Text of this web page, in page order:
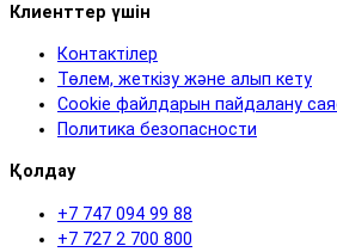
Клиенттер үшін
Контактілер
Төлем, жеткізу және алып кету
Cookie файлдарын пайдалану
Политика безопасности
Қолдау
+7 747 094 99 88
+7 727 2 700 800